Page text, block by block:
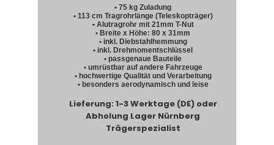
• 75 kg Zuladung
• 113 cm Tragrohrlänge (Teleskopträger)
• Alutragrohr mit 21mm T-Nut
• Breite x Höhe: 80 x 31mm
• inkl. Diebstahlhemmung
• inkl. Drehmomentschlüssel
• passgenaue Bauteile
• umrüstbar auf andere Fahrzeuge
• hochwertige Qualität und Verarbeitung
• besonders aerodynamisch und leise
Lieferung: 1-3 Werktage (DE) oder
Abholung Lager Nürnberg
Trägerspezialist